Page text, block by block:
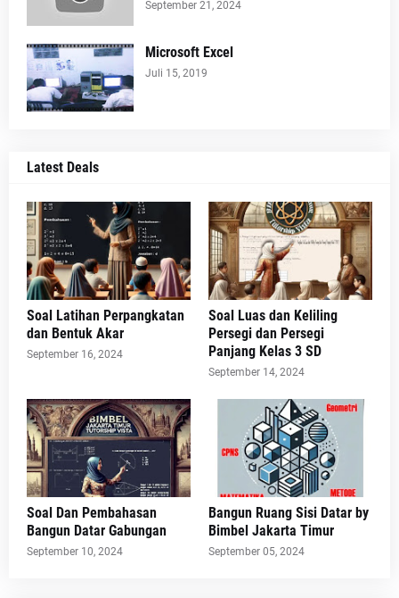
September 21, 2024
Microsoft Excel
Juli 15, 2019
Latest Deals
Soal Latihan Perpangkatan
dan Bentuk Akar
September 16, 2024
Soal Luas dan Keliling
Persegi dan Persegi
Panjang Kelas 3 SD
September 14, 2024
Soal Dan Pembahasan
Bangun Datar Gabungan
September 10, 2024
Bangun Ruang Sisi Datar by
Bimbel Jakarta Timur
September 05, 2024